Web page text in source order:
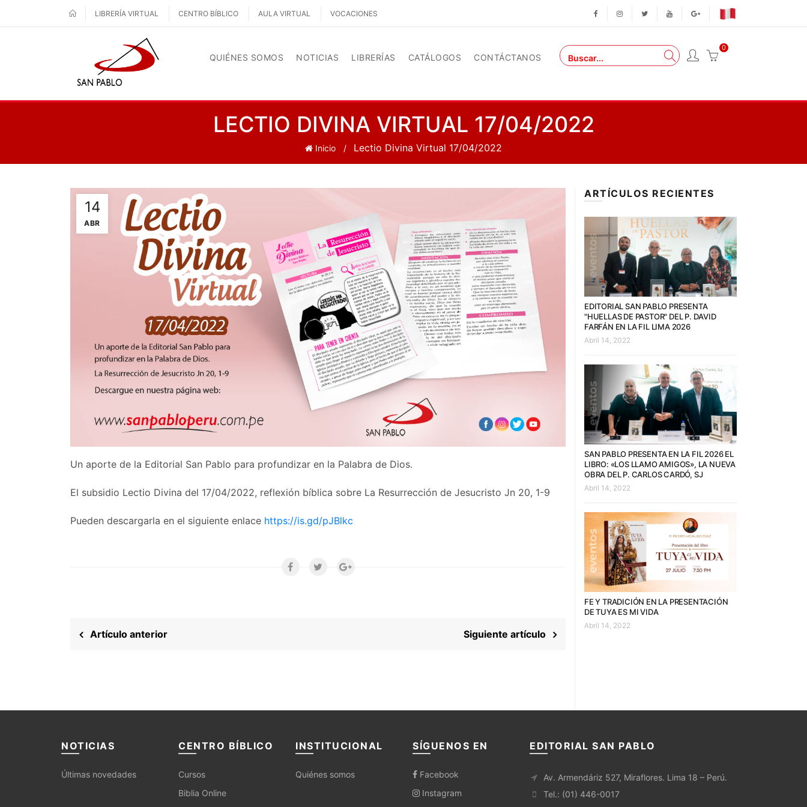
LIBRERÍA VIRTUAL CENTRO BÍBLICO AULA VIRTUAL VOCACIONES
QUIÉNES SOMOS NOTICIAS LIBRERÍAS CATÁLOGOS CONTÁCTANOS
0
LECTIO DIVINA VIRTUAL 17/04/2022
Inicio Lectio Divina Virtual 17/04/2022
14
ABR
Un aporte de la Editorial San Pablo para profundizar en la Palabra de Dios.
El subsidio Lectio Divina del 17/04/2022, reflexión bíblica sobre La Resurrección de Jesucristo Jn 20, 1-9
Pueden descargarla en el siguiente enlace https://is.gd/pJBlkc
Artículo anterior Siguiente artículo
ARTÍCULOS RECIENTES
EDITORIAL SAN PABLO PRESENTA
"HUELLAS DE PASTOR" DEL P. DAVID
FARFÁN EN LA FIL LIMA 2026
Abril 14, 2022
SAN PABLO PRESENTA EN LA FIL 2026 EL
LIBRO: «LOS LLAMO AMIGOS», LA NUEVA
OBRA DEL P. CARLOS CARDÓ, SJ
Abril 14, 2022
FE Y TRADICIÓN EN LA PRESENTACIÓN
DE TUYA ES MI VIDA
Abril 14, 2022
NOTICIAS
Últimas novedades
CENTRO BÍBLICO
Cursos
Biblia Online
INSTITUCIONAL
Quiénes somos
SÍGUENOS EN
Facebook
Instagram
EDITORIAL SAN PABLO
Av. Armendáriz 527, Miraflores. Lima 18 – Perú.
Tel.: (01) 446-0017